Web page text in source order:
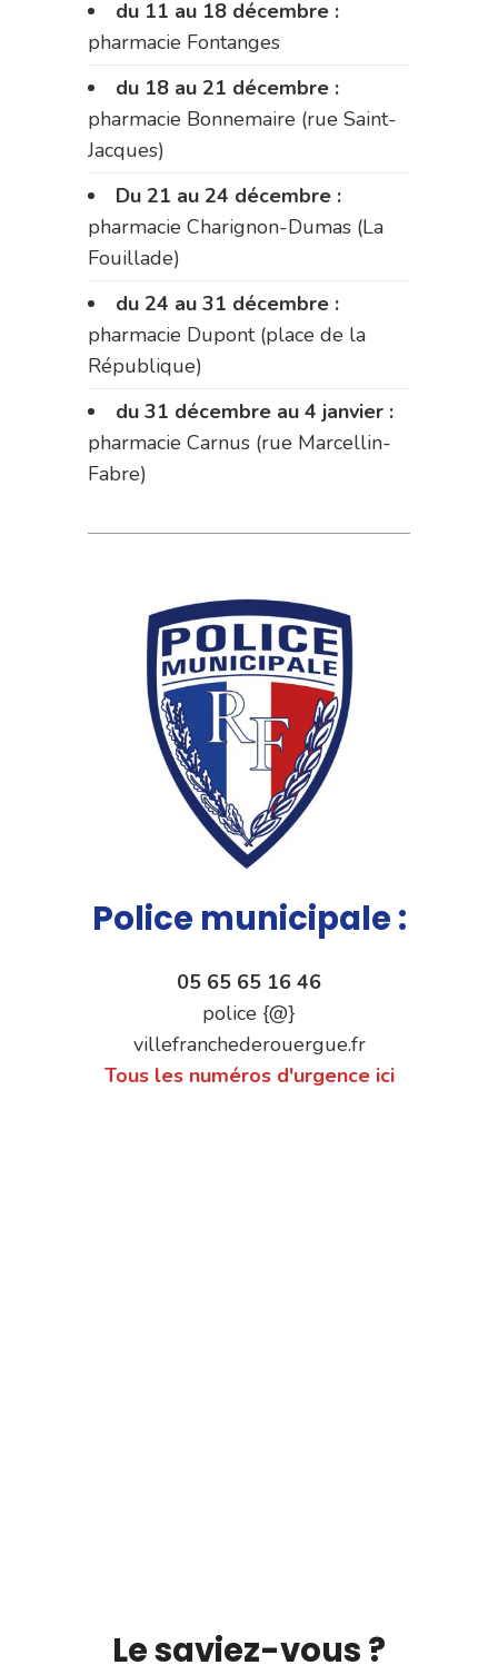
du 11 au 18 décembre :
pharmacie Fontanges
du 18 au 21 décembre :
pharmacie Bonnemaire (rue Saint-
Jacques)
Du 21 au 24 décembre :
pharmacie Charignon-Dumas (La
Fouillade)
du 24 au 31 décembre :
pharmacie Dupont (place de la
République)
du 31 décembre au 4 janvier :
pharmacie Carnus (rue Marcellin-
Fabre)
Police municipale :
05 65 65 16 46
police {@}
villefranchederouergue.fr
Tous les numéros d'urgence ici
Le saviez-vous ?